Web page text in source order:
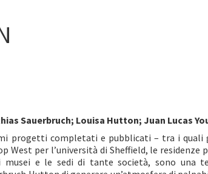
Sauerbruch; Louisa Hutton; Juan Lucas
progetti completati e pubblicati – tra i quali
West per l’università di Sheffield, le residenze
musei e le sedi di tante società, sono una